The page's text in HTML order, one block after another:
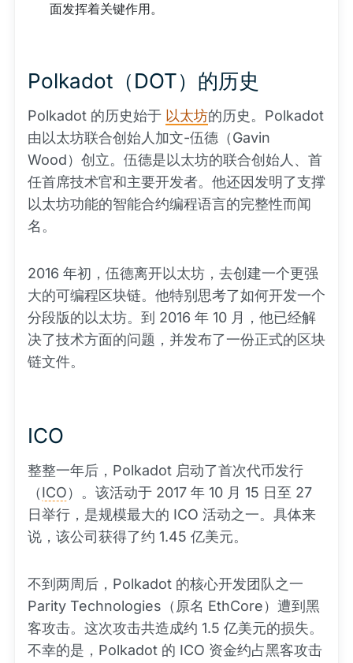
面发挥着关键作用。
Polkadot（DOT）的历史
Polkadot 的历史始于 以太坊的历史。Polkadot
由以太坊联合创始人加文-伍德（Gavin
Wood）创立。伍德是以太坊的联合创始人、首
任首席技术官和主要开发者。他还因发明了支撑
以太坊功能的智能合约编程语言的完整性而闻
名。
2016 年初，伍德离开以太坊，去创建一个更强
大的可编程区块链。他特别思考了如何开发一个
分段版的以太坊。到 2016 年 10 月，他已经解
决了技术方面的问题，并发布了一份正式的区块
链文件。
ICO
整整一年后，Polkadot 启动了首次代币发行
（ICO）。该活动于 2017 年 10 月 15 日至 27
日举行，是规模最大的 ICO 活动之一。具体来
说，该公司获得了约 1.45 亿美元。
不到两周后，Polkadot 的核心开发团队之一
Parity Technologies（原名 EthCore）遭到黑
客攻击。这次攻击共造成约 1.5 亿美元的损失。
不幸的是，Polkadot 的 ICO 资金约占黑客攻击